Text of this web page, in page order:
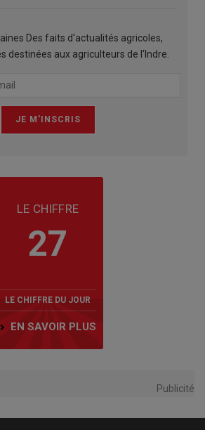
Des faits d'actualités agricoles,
destinées aux agriculteurs de l'Indre.
LE CHIFFRE
27
LE CHIFFRE DU JOUR
EN SAVOIR PLUS
Publicité